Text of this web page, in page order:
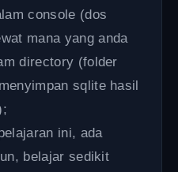
console (dos
mana yang anda
directory (folder
sqlite hasil
ini, ada
belajar sedikit